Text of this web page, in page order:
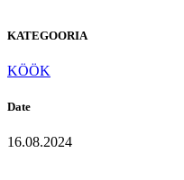
KATEGOORIA
KÖÖK
Date
16.08.2024